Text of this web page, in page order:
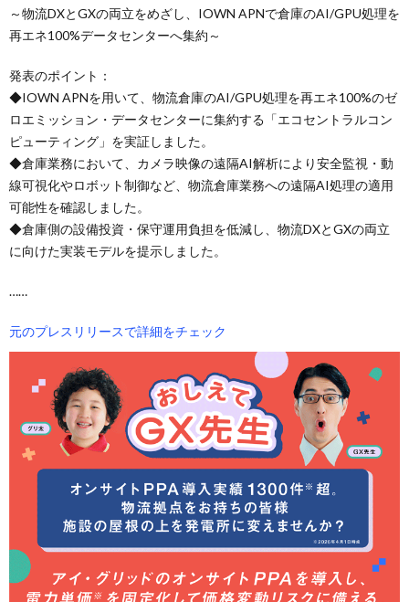
～物流DXとGXの両立をめざし、IOWN APNで倉庫のAI/GPU処理を
再エネ100%データセンターへ集約～
発表のポイント：
◆IOWN APNを用いて、物流倉庫のAI/GPU処理を再エネ100%のゼ
ロエミッション・データセンターに集約する「エコセントラルコン
ピューティング」を実証しました。
◆倉庫業務において、カメラ映像の遠隔AI解析により安全監視・動
線可視化やロボット制御など、物流倉庫業務への遠隔AI処理の適用
可能性を確認しました。
◆倉庫側の設備投資・保守運用負担を低減し、物流DXとGXの両立
に向けた実装モデルを提示しました。
……
元のプレスリリースで詳細をチェック